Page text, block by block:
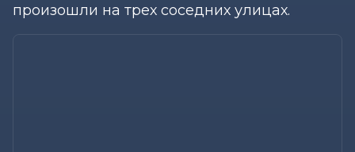
произошли на трех соседних улицах.